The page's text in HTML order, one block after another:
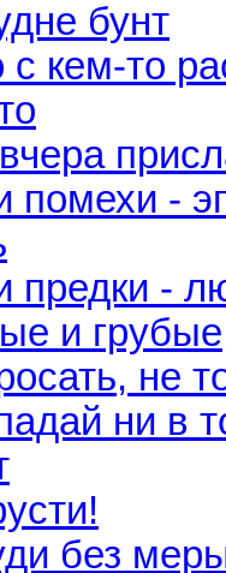
бунт
кем-то
помехи -
предки -
и грубые
не
ни в
без